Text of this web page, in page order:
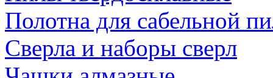
Полотна для сабельной
Сверла и наборы сверл